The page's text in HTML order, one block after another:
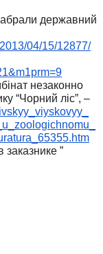
державний
04/15/12877/
незаконно
“Чорний ліс”, –
”